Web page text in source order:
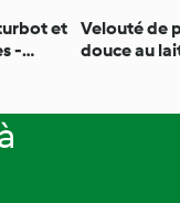
et
-
Velouté de
douce au
de poires